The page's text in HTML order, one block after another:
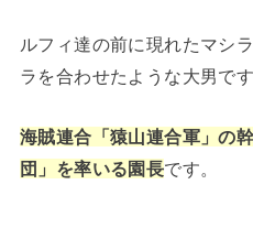
ルフィ達の前に現れたマシ
ラを合わせたような大男です
海賊連合「猿山連合軍」の
団」を率いる園長です。